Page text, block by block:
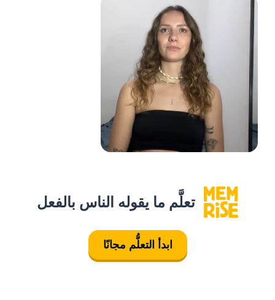
تعلَّم ما يقوله الناس بالفعل
ابدأ التعلُّم مجانًا